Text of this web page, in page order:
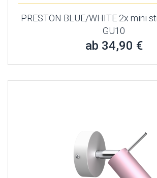
PRESTON BLUE/WHITE 2x mini
GU10
ab 34,90 €